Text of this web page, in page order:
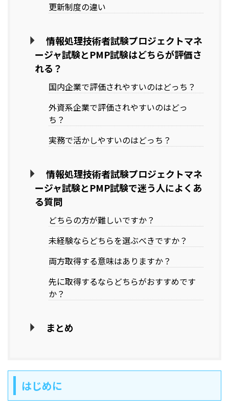
更新制度の違い
情報処理技術者試験プロジェクトマネ
ージャ試験とPMP試験はどちらが評価さ
れる？
国内企業で評価されやすいのはどっち？
外資系企業で評価されやすいのはどっ
ち？
実務で活かしやすいのはどっち？
情報処理技術者試験プロジェクトマネ
ージャ試験とPMP試験で迷う人によくあ
る質問
どちらの方が難しいですか？
未経験ならどちらを選ぶべきですか？
両方取得する意味はありますか？
先に取得するならどちらがおすすめです
か？
まとめ
はじめに